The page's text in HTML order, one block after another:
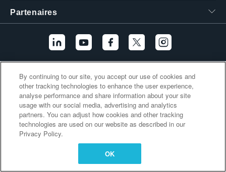
Partenaires
Liens supplémentaires
By continuing to our site, you accept our use of cookies and
other tracking technologies to enhance the user experience,
analyse performance and share information about your site
usage with our social media, advertising and analytics
partners. You can adjust how cookies and other tracking
technologies are used on our website as described in our
Privacy Policy.
OK